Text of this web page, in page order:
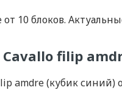
10 блоков.
Cavallo filip
amdre (кубик